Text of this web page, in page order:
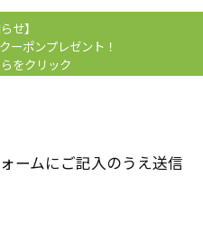
せ】
ーポンプレゼント！
をクリック
ームにご記入のうえ送信